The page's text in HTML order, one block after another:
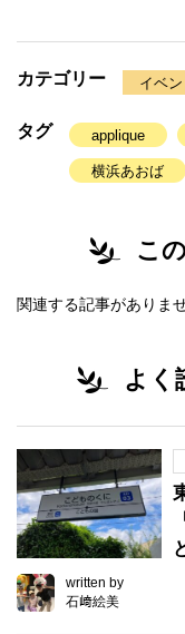
カテゴリー イベン
タグ applique
横浜あおば
こ
関連する記事がありませ
よく
written by
石﨑絵美